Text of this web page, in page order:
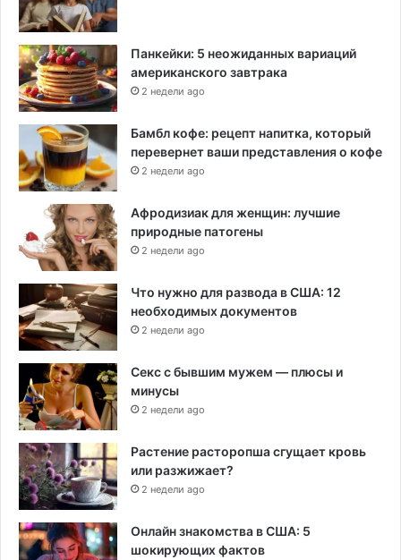
Панкейки: 5 неожиданных вариаций
американского завтрака
2 недели ago
Бамбл кофе: рецепт напитка, который
перевернет ваши представления о кофе
2 недели ago
Афродизиак для женщин: лучшие
природные патогены
2 недели ago
Что нужно для развода в США: 12
необходимых документов
2 недели ago
Секс с бывшим мужем — плюсы и
минусы
2 недели ago
Растение расторопша сгущает кровь
или разжижает?
2 недели ago
Онлайн знакомства в США: 5
шокирующих фактов